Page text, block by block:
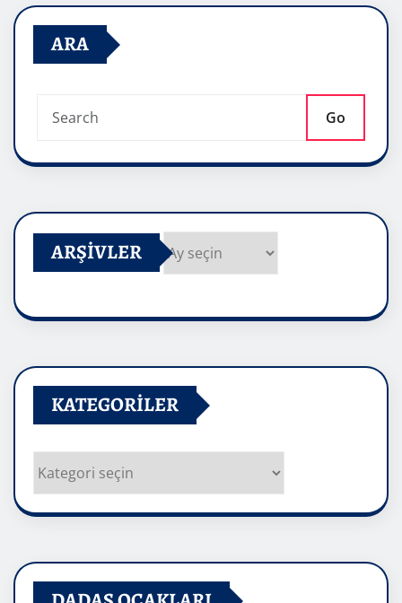
ARA
Go
ARŞIVLER
KATEGORILER
Kategoriler